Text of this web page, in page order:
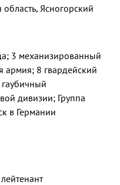
Ясногорский
3 механизированный
армия; 8 гвардейский
дивизии; Группа
в Германии
лейтенант